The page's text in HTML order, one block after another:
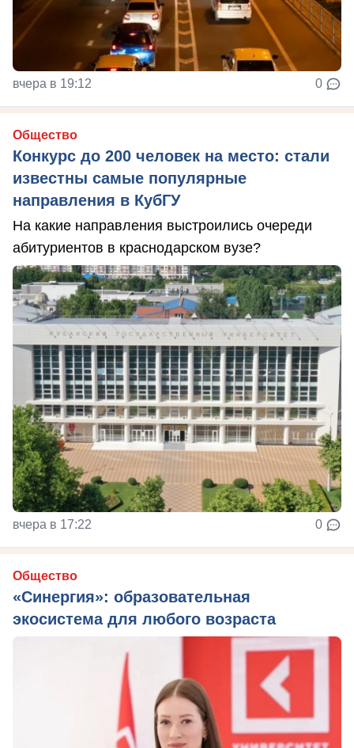
вчера в 19:12 0
Общество
Конкурс до 200 человек на место: стали
известны самые популярные
направления в КубГУ
На какие направления выстроились очереди
абитуриентов в краснодарском вузе?
вчера в 17:22 0
Общество
«Синергия»: образовательная
экосистема для любого возраста